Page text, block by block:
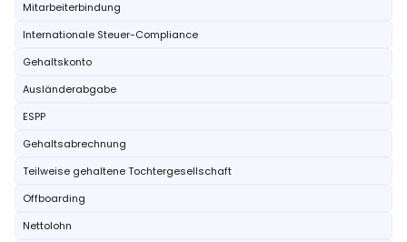
Mitarbeiterbindung
Internationale Steuer-Compliance
Gehaltskonto
Ausländerabgabe
ESPP
Gehaltsabrechnung
Teilweise gehaltene Tochtergesellschaft
Offboarding
Nettolohn